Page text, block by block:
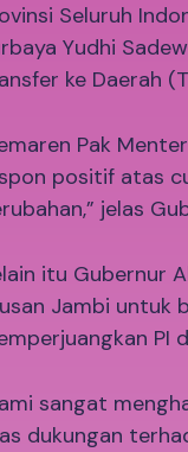
Seluruh
Yudhi
ke Daerah
Pak
positif atas
jelas
itu Gubernur
Jambi untuk
PI
sangat
dukungan